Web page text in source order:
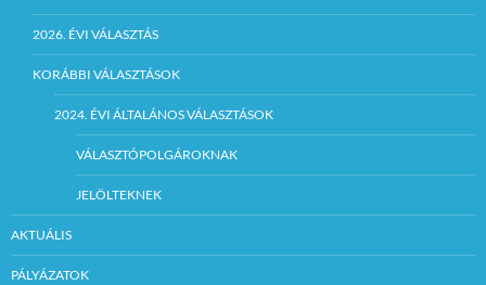
2026. ÉVI VÁLASZTÁS
KORÁBBI VÁLASZTÁSOK
2024. ÉVI ÁLTALÁNOS VÁLASZTÁSOK
VÁLASZTÓPOLGÁROKNAK
JELÖLTEKNEK
AKTUÁLIS
PÁLYÁZATOK